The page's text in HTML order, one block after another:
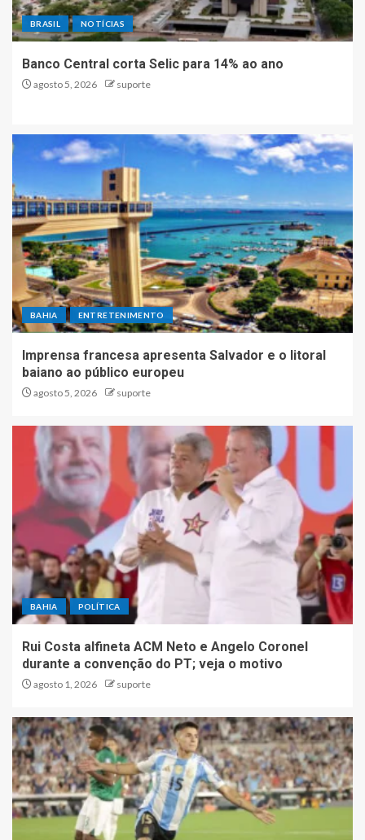
BRASIL NOTÍCIAS
Banco Central corta Selic para 14% ao ano
agosto 5, 2026 suporte
BAHIA ENTRETENIMENTO
Imprensa francesa apresenta Salvador e o litoral
baiano ao público europeu
agosto 5, 2026 suporte
BAHIA POLÍTICA
Rui Costa alfineta ACM Neto e Angelo Coronel
durante a convenção do PT; veja o motivo
agosto 1, 2026 suporte